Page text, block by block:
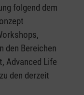
folgend dem
den Bereichen
Advanced Life
den derzeit